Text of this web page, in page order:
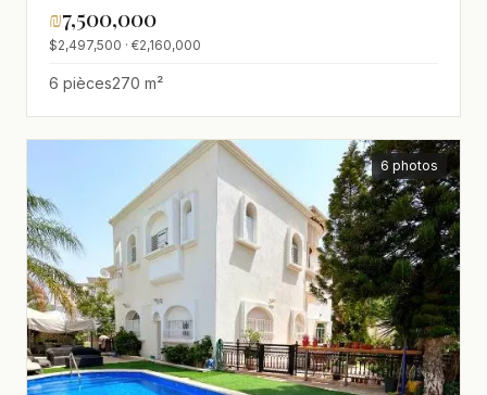
₪7,500,000
$2,497,500 · €2,160,000
6 pièces270 m²
6 photos